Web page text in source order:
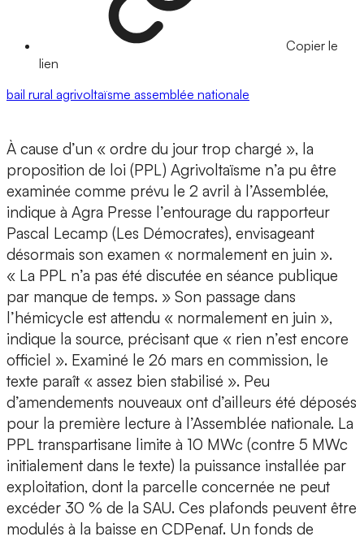
Copier le
lien
bail rural agrivoltaïsme assemblée nationale
À cause d’un « ordre du jour trop chargé », la
proposition de loi (PPL) Agrivoltaïsme n’a pu être
examinée comme prévu le 2 avril à l’Assemblée,
indique à Agra Presse l’entourage du rapporteur
Pascal Lecamp (Les Démocrates), envisageant
désormais son examen « normalement en juin ».
« La PPL n’a pas été discutée en séance publique
par manque de temps. » Son passage dans
l’hémicycle est attendu « normalement en juin »,
indique la source, précisant que « rien n’est encore
officiel ». Examiné le 26 mars en commission, le
texte paraît « assez bien stabilisé ». Peu
d’amendements nouveaux ont d’ailleurs été déposés
pour la première lecture à l’Assemblée nationale. La
PPL transpartisane limite à 10 MWc (contre 5 MWc
initialement dans le texte) la puissance installée par
exploitation, dont la parcelle concernée ne peut
excéder 30 % de la SAU. Ces plafonds peuvent être
modulés à la baisse en CDPenaf. Un fonds de